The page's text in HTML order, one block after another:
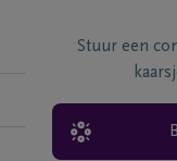
Stuur een